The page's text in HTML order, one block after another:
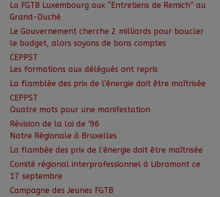
La FGTB Luxembourg aux “Entretiens de Remich” au
Grand-Duché
Le Gouvernement cherche 2 milliards pour boucler
le budget, alors soyons de bons comptes
CEPPST
Les formations aux délégués ont repris
La flamblée des prix de l’énergie doit être maîtrisée
CEPPST
Quatre mots pour une manifestation
Révision de la loi de ’96
Notre Régionale à Bruxelles
La flambée des prix de l’énergie doit être maîtrisée
Comité régional interprofessionnel à Libramont ce
17 septembre
Campagne des Jeunes FGTB